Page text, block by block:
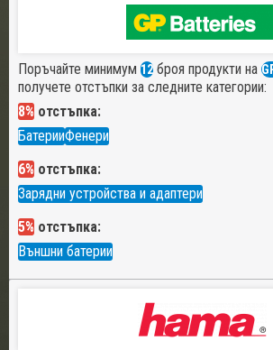
Поръчайте минимум 12 броя продукти на
получете отстъпки за следните категории:
8% отстъпка:
БатерииФенери
6% отстъпка:
Зарядни устройства и адаптери
5% отстъпка:
Външни батерии